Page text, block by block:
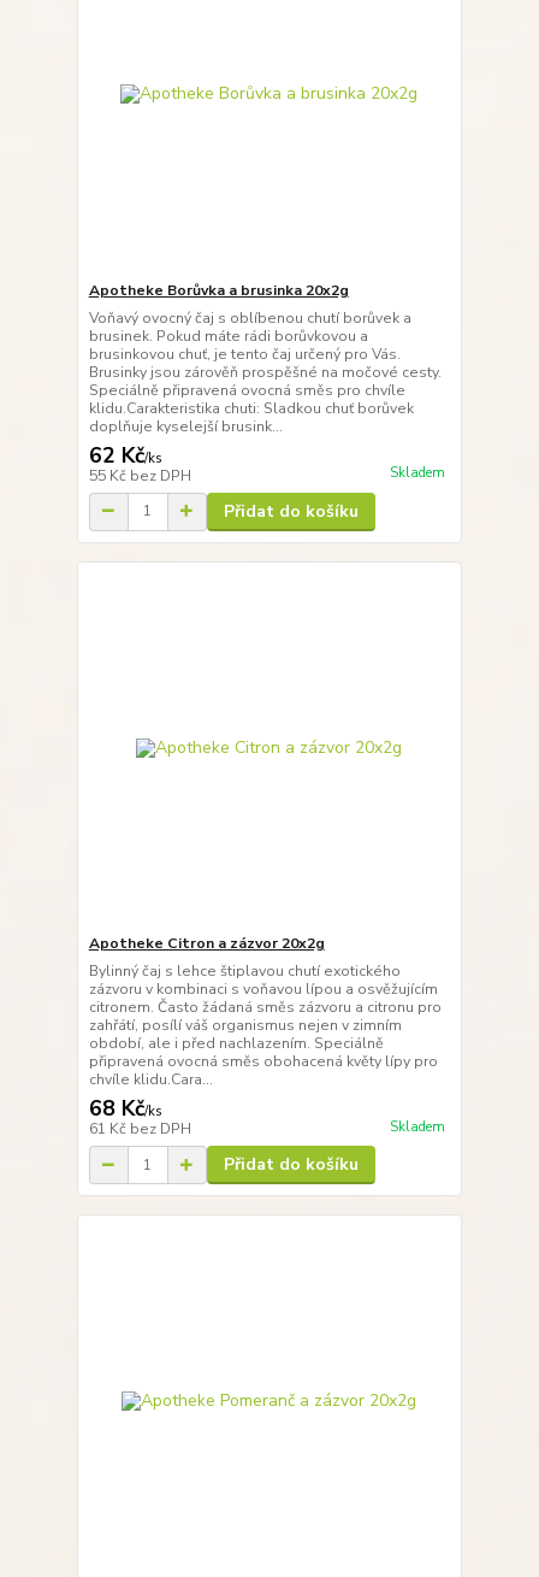
Apotheke Borůvka a brusinka 20x2g
Voňavý ovocný čaj s oblíbenou chutí borůvek a
brusinek. Pokud máte rádi borůvkovou a
brusinkovou chuť, je tento čaj určený pro Vás.
Brusinky jsou zárověň prospěšné na močové cesty.
Speciálně připravená ovocná směs pro chvíle
klidu.Carakteristika chuti: Sladkou chuť borůvek
doplňuje kyselejší brusink...
62 Kč/ks
55 Kč bez DPH Skladem
Přidat do košíku
Apotheke Citron a zázvor 20x2g
Bylinný čaj s lehce štiplavou chutí exotického
zázvoru v kombinaci s voňavou lípou a osvěžujícím
citronem. Často žádaná směs zázvoru a citronu pro
zahřátí, posílí váš organismus nejen v zimním
období, ale i před nachlazením. Speciálně
připravená ovocná směs obohacená květy lípy pro
chvíle klidu.Cara...
68 Kč/ks
61 Kč bez DPH Skladem
Přidat do košíku